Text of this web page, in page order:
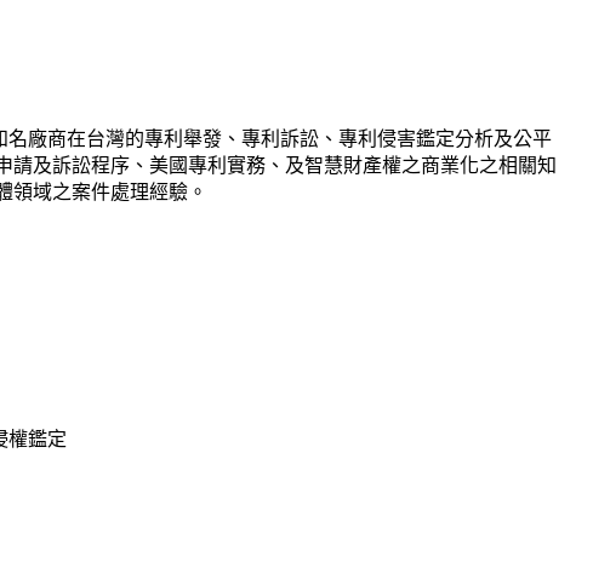
廠商在台灣的專利舉發、專利訴訟、專利侵害鑑定分析及公平
及訴訟程序、美國專利實務、及智慧財產權之商業化之相關知
領域之案件處理經驗。
權鑑定